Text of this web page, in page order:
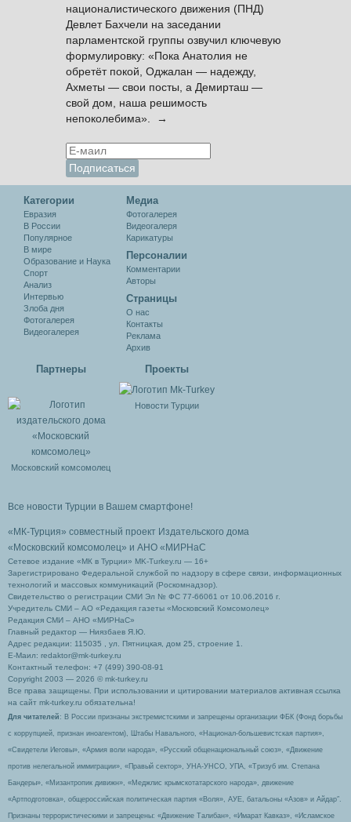
националистического движения (ПНД)
Девлет Бахчели на заседании
парламентской группы озвучил ключевую
формулировку: «Пока Анатолия не
обретёт покой, Оджалан — надежду,
Ахметы — свои посты, а Демирташ —
свой дом, наша решимость
непоколебима». →
Категории
Евразия
В России
Популярное
В мире
Образование и Наука
Спорт
Анализ
Интервью
Злоба дня
Фотогалерея
Видеогалерея
Медиа
Фотогалерея
Видеогалеря
Карикатуры
Персоналии
Комментарии
Авторы
Cтраницы
О нас
Контакты
Реклама
Архив
Партнеры
Московский комсомолец
Проекты
Новости Турции
Все новости Турции в Вашем смартфоне!
«МК-Турция» совместный проект Издательского дома
«Московский комсомолец» и АНО «МИРНаС
Сетевое издание «МК в Турции» MK-Turkey.ru — 16+
Зарегистрировано Федеральной службой по надзору в сфере связи, информационных
технологий и массовых коммуникаций (Роскомнадзор).
Свидетельство о регистрации СМИ Эл № ФС 77-66061 от 10.06.2016 г.
Учредитель СМИ – АО «Редакция газеты «Московский Комсомолец»
Редакция СМИ – АНО «МИРНаС»
Главный редактор — Ниязбаев Я.Ю.
Адрес редакции: 115035 , ул. Пятницкая, дом 25, строение 1.
Е-Маил: redaktor@mk-turkey.ru
Контактный телефон: +7 (499) 390-08-91
Copyright 2003 — 2026 © mk-turkey.ru
Все права защищены. При использовании и цитировании материалов активная ссылка
на сайт mk-turkey.ru обязательна!
Для читателей : В России признаны экстремистскими и запрещены организации ФБК (Фонд борьбы
с коррупцией, признан иноагентом), Штабы Навального, «Национал-большевистская партия»,
«Свидетели Иеговы», «Армия воли народа», «Русский общенациональный союз», «Движение
против нелегальной иммиграции», «Правый сектор», УНА-УНСО, УПА, «Тризуб им. Степана
Бандеры», «Мизантропик дивижн», «Меджлис крымскотатарского народа», движение
«Артподготовка», общероссийская политическая партия «Воля», АУЕ, батальоны «Азов» и Айдар″.
Признаны террористическими и запрещены: «Движение Талибан», «Имарат Кавказ», «Исламское